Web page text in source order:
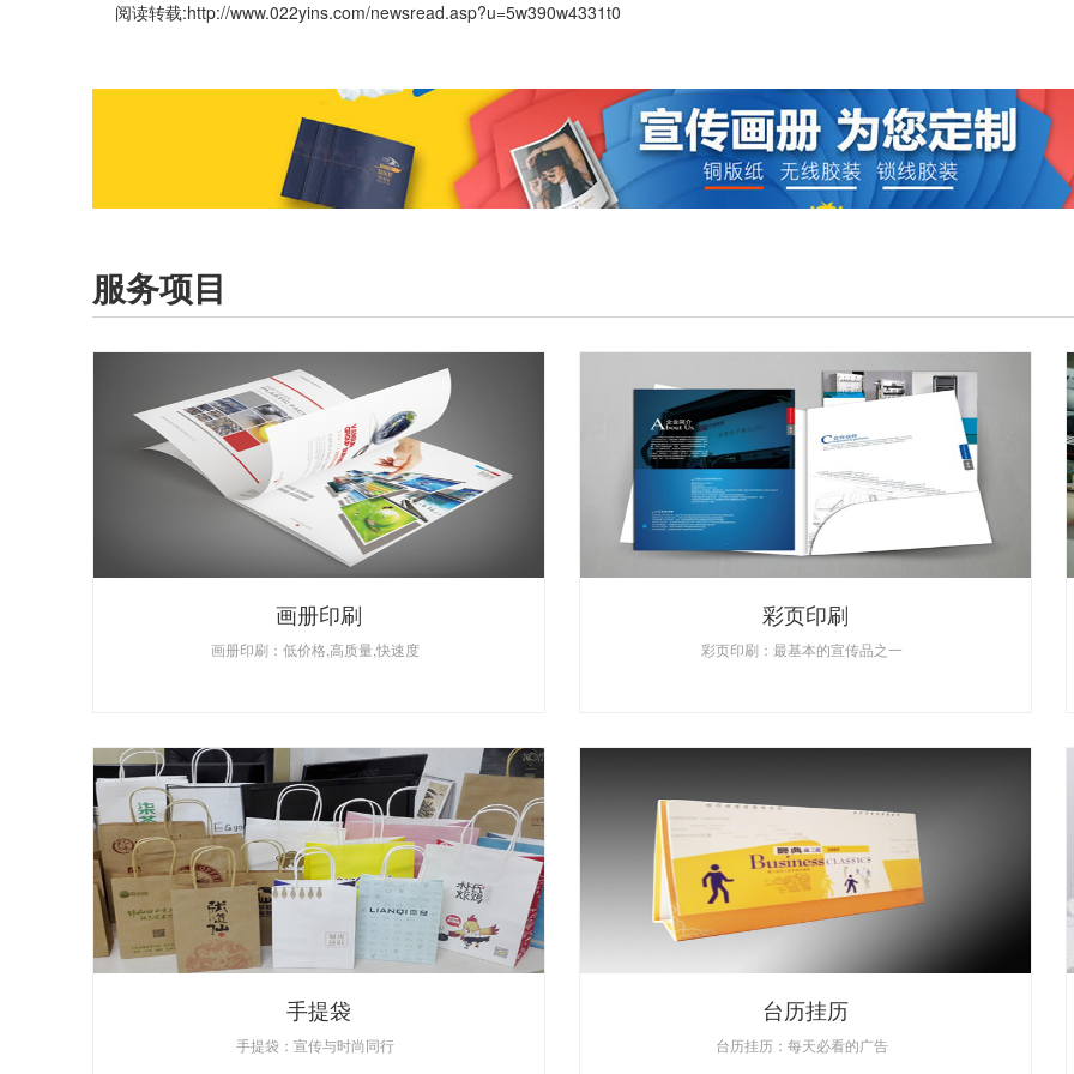
阅读转载:http://www.022yins.com/newsread.asp?u=5w390w4331t0
服务项目
画册印刷
画册印刷：低价格,高质量,快速度
彩页印刷
彩页印刷：最基本的宣传品之一
手提袋
手提袋：宣传与时尚同行
台历挂历
台历挂历：每天必看的广告